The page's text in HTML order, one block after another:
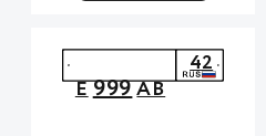
Е999АВ
42